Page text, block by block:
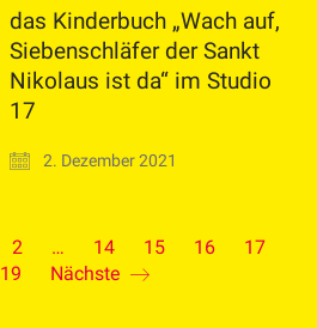
das Kinderbuch „Wach auf,
Siebenschläfer der Sankt
Nikolaus ist da“ im Studio
17
2. Dezember 2021
2 … 14 15 16
17
19 Nächste